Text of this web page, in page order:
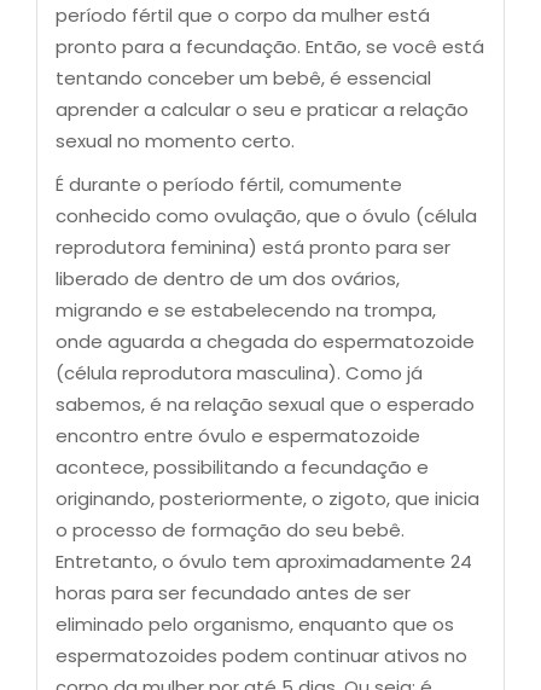
período fértil que o corpo da mulher está
pronto para a fecundação. Então, se você está
tentando conceber um bebê, é essencial
aprender a calcular o seu e praticar a relação
sexual no momento certo.
É durante o período fértil, comumente
conhecido como ovulação, que o óvulo (célula
reprodutora feminina) está pronto para ser
liberado de dentro de um dos ovários,
migrando e se estabelecendo na trompa,
onde aguarda a chegada do espermatozoide
(célula reprodutora masculina). Como já
sabemos, é na relação sexual que o esperado
encontro entre óvulo e espermatozoide
acontece, possibilitando a fecundação e
originando, posteriormente, o zigoto, que inicia
o processo de formação do seu bebê.
Entretanto, o óvulo tem aproximadamente 24
horas para ser fecundado antes de ser
eliminado pelo organismo, enquanto que os
espermatozoides podem continuar ativos no